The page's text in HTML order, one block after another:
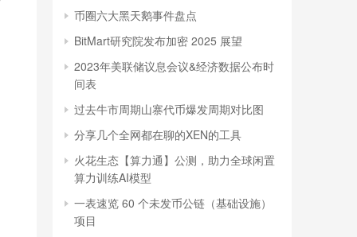
币圈六大黑天鹅事件盘点
BitMart研究院发布加密 2025 展望
2023年美联储议息会议&经济数据公布时
间表
过去牛市周期山寨代币爆发周期对比图
分享几个全网都在聊的XEN的工具
火花生态【算力通】公测，助力全球闲置
算力训练AI模型
一表速览 60 个未发币公链（基础设施）
项目